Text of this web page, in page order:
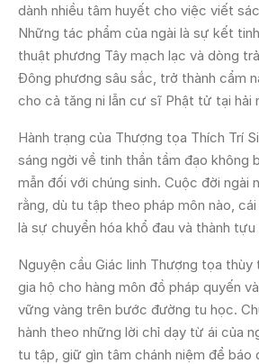
dành nhiều tâm huyết cho việc viết
Những tác phẩm của ngài là sự kết
thuật phương Tây mạch lạc và dòng
Đông phương sâu sắc, trở thành cẩm
cho cả tăng ni lẫn cư sĩ Phật tử tại hải
Hành trạng của Thượng tọa Thích Trí
sáng ngời về tinh thần tầm đạo không
mẫn đối với chúng sinh. Cuộc đời ngài
rằng, dù tu tập theo pháp môn nào,
là sự chuyển hóa khổ đau và thành
Nguyện cầu Giác linh Thượng tọa
gia hộ cho hàng môn đồ pháp quyến
vững vàng trên bước đường tu học.
hành theo những lời chỉ dạy từ ái của
tu tập, giữ gìn tâm chánh niệm để báo